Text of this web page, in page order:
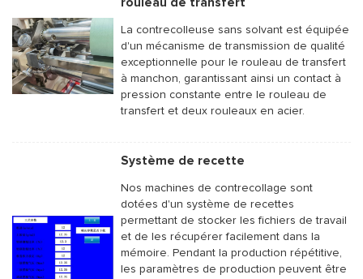
rouleau de transfert
La contrecolleuse sans solvant est équipée
d'un mécanisme de transmission de qualité
exceptionnelle pour le rouleau de transfert
à manchon, garantissant ainsi un contact à
pression constante entre le rouleau de
transfert et deux rouleaux en acier.
Système de recette
Nos machines de contrecollage sont
dotées d'un système de recettes
permettant de stocker les fichiers de travail
et de les récupérer facilement dans la
mémoire. Pendant la production répétitive,
les paramètres de production peuvent être